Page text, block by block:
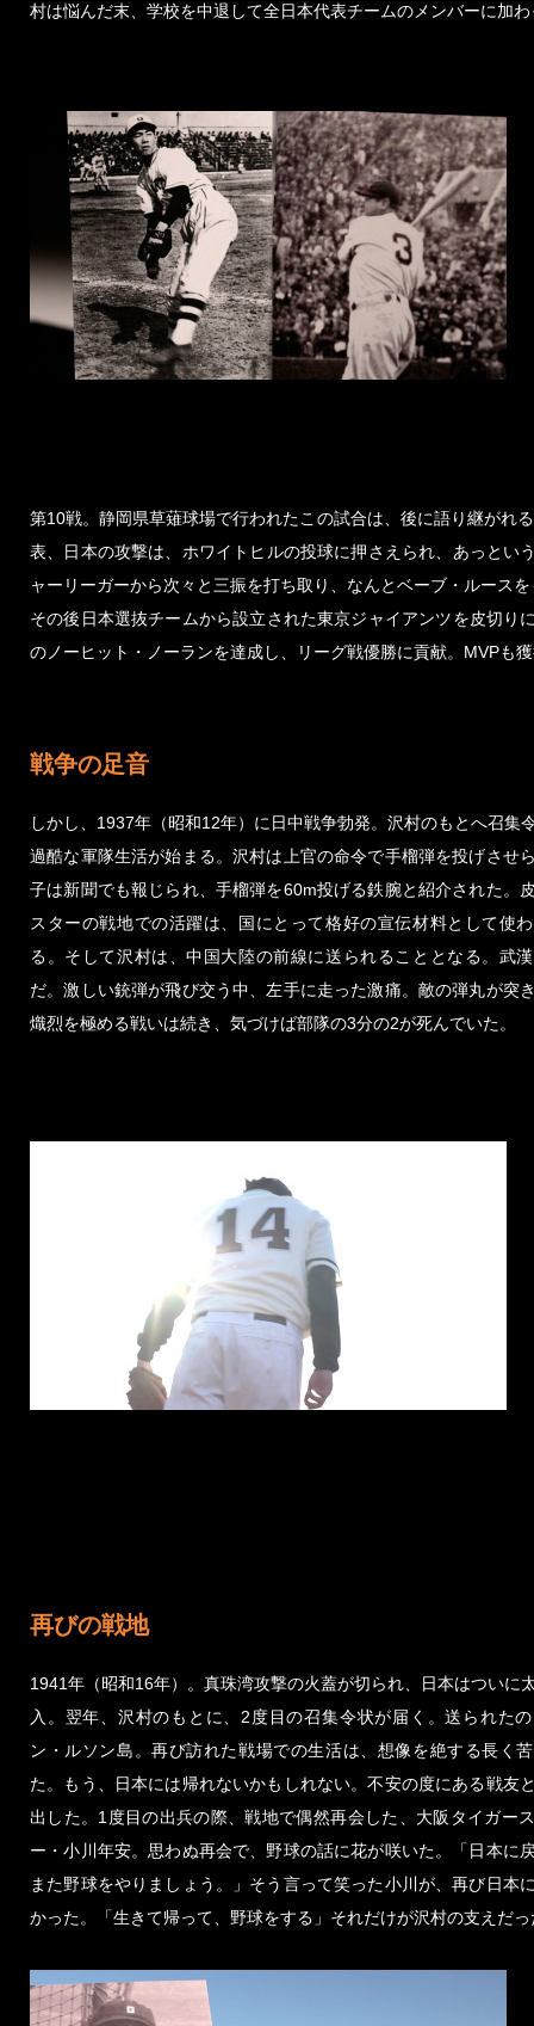
村は悩んだ末、学校を中退して全日本代表チームのメンバーに加
第10戦。静岡県草薙球場で行われたこの試合は、後に語り継がれ
表、日本の攻撃は、ホワイトヒルの投球に押さえられ、あっと
ャーリーガーから次々と三振を打ち取り、なんとベーブ・ルース
その後日本選抜チームから設立された東京ジャイアンツを皮切
のノーヒット・ノーランを達成し、リーグ戦優勝に貢献。MVPも
戦争の足音
しかし、1937年（昭和12年）に日中戦争勃発。沢村のもとへ召集
過酷な軍隊生活が始まる。沢村は上官の命令で手榴弾を投げさせ
子は新聞でも報じられ、手榴弾を60m投げる鉄腕と紹介された。
スターの戦地での活躍は、国にとって格好の宣伝材料として使
る。そして沢村は、中国大陸の前線に送られることとなる。武
だ。激しい銃弾が飛び交う中、左手に走った激痛。敵の弾丸が突
熾烈を極める戦いは続き、気づけば部隊の3分の2が死んでいた。
再びの戦地
1941年（昭和16年）。真珠湾攻撃の火蓋が切られ、日本はついに
入。翌年、沢村のもとに、2度目の召集令状が届く。送られた
ン・ルソン島。再び訪れた戦場での生活は、想像を絶する長く
た。もう、日本には帰れないかもしれない。不安の度にある戦友
出した。1度目の出兵の際、戦地で偶然再会した、大阪タイガー
ー・小川年安。思わぬ再会で、野球の話に花が咲いた。「日本に
また野球をやりましょう。」そう言って笑った小川が、再び日本
かった。「生きて帰って、野球をする」それだけが沢村の支えだっ